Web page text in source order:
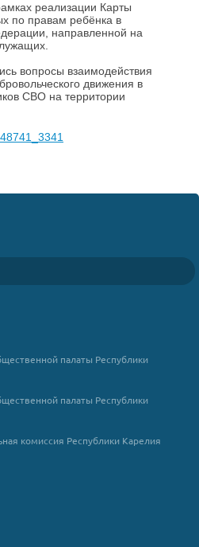
реализации Карты
по правам ребёнка в
направленной на
вопросы взаимодействия
движения в
СВО на территории
палаты Республики
палаты Республики
комиссия Республики Карелия